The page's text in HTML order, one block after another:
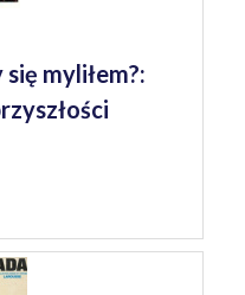
myliłem?: